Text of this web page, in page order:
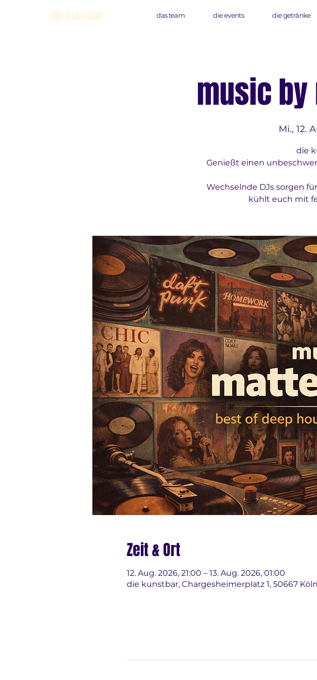
die kunstbar das team die events die getränke
music
Mi., 12.
die
Genießt einen
Wechselnde DJs sorgen
kühlt euch mit
Zeit & Ort
12. Aug. 2026, 21:00 – 13. Aug. 2026, 01:00
die kunstbar, Chargesheimerplatz 1, 50667